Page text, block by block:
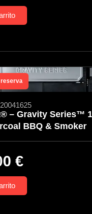
reserva
– Gravity Series™
BBQ & Smoker
€